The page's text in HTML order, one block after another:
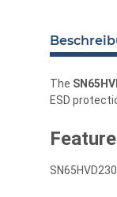
The
ESD
SN65HVD230